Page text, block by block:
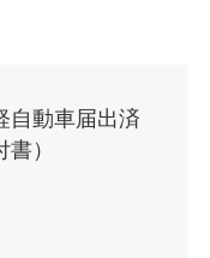
自動車届出済
）